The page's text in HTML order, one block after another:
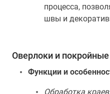
процесса,
швы и
Оверлоки и
Функции и
Обработка